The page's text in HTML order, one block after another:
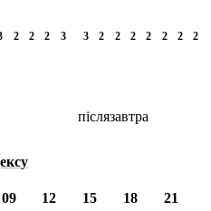
2 2 2 3 3 2 2 2 2 2 2 2
післязавтра
09 12 15 18 21